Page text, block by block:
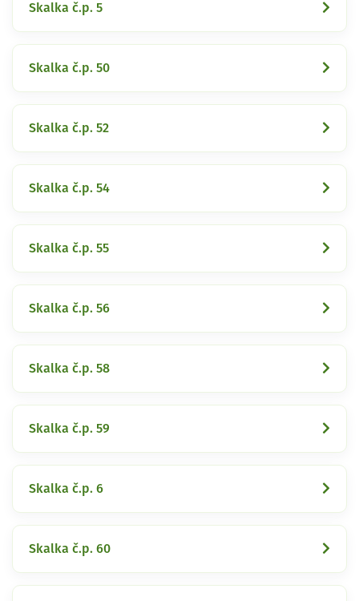
Skalka č.p. 5
Skalka č.p. 50
Skalka č.p. 52
Skalka č.p. 54
Skalka č.p. 55
Skalka č.p. 56
Skalka č.p. 58
Skalka č.p. 59
Skalka č.p. 6
Skalka č.p. 60